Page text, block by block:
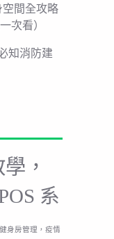
空間全攻略
次看）
知消防建
，
系
身房管理，疫情